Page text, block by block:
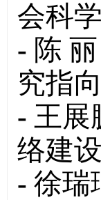
会科
- 陈
究指
- 王展
络建
- 徐瑞